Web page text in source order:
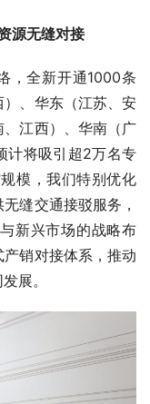
源无缝对接
，全新开通1000条
、华东（江苏、安
江西）、华南（广
计将吸引超2万名专
模，我们特别优化
缝交通接驳服务，
新兴市场的战略布
销对接体系，推动
展。